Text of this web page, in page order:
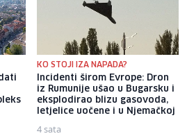
KO STOJI IZA NAPADA?
Incidenti širom Evrope: Dron
iz Rumunije ušao u Bugarsku i
eksplodirao blizu gasovoda,
letjelice uočene i u Njemačkoj
4 sata